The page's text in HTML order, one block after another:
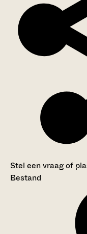
Stel een vraag of
Bestand